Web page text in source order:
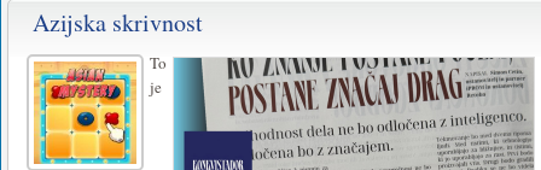
Azijska skrivnost
To
je